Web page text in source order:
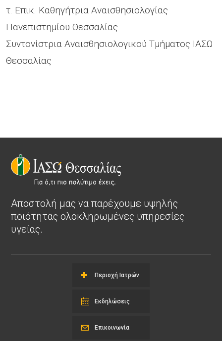
τ. Επικ. Καθηγήτρια Αναισθησιολογίας
Πανεπιστημίου Θεσσαλίας
Συντονίστρια Αναισθησιολογικού Τμήματος ΙΑΣΩ
Θεσσαλίας
Αποστολή μας να παρέχουμε υψηλής
ποιότητας ολοκληρωμένες υπηρεσίες
υγείας.
Περιοχή Ιατρών
Εκδηλώσεις
Επικοινωνία